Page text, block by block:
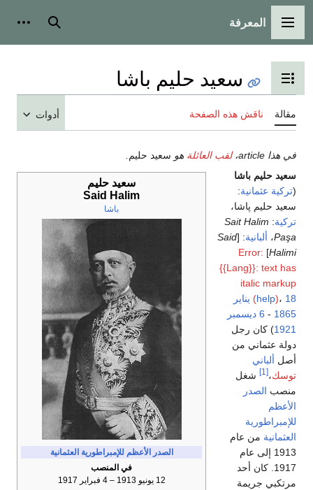
القائمة الرئيسية
المعرفة بحث
تبديل عرض جدول المحتويات
سعيد حليم باشا
مقالة ناقش هذه الصفحة أدوات
في هذا article، لقب العائلة هو سعيد حليم
سعيد حليم
Said Halim
باشا
الصدر الأعظم للإمبراطورية العثمانية
في المنصب
12 يونيو 1913 – 4 فبراير 1917
سعيد حليم باشا
(تركية عثمانية:
سعيد حليم پاشا،
تركية:
Sait Halim
Paşa، ألبانية: [
Said
Halimi
]
Error:
{{Lang}}: text has
italic markup
(help)، 18 يناير
1865
- 6 ديسمبر
1921) كان رجل
دولة عثماني من
أصل ألباني
توسك،[1]
شغل
منصب الصدر
الأعظم
للإمبراطورية
العثمانية من عام
1913 إلى عام
1917. كان أحد
مرتكبي جريمة